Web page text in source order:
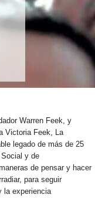
Warren Feek, y
Victoria Feek, La
legado de más de 25
y de
de pensar y hacer
para seguir
la experiencia